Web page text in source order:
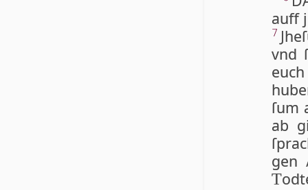
auff
7
vnd
ſum
ab
gen
T